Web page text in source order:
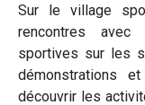
Sur le village
rencontres
sportives sur les
démonstrations
découvrir les